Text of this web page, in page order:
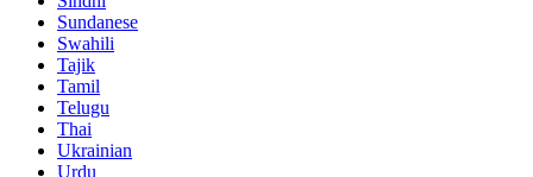
Sundanese
Swahili
Tajik
Tamil
Telugu
Thai
Ukrainian
Urdu